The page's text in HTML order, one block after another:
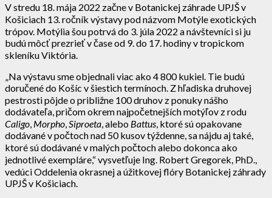
V stredu 18. mája 2022 začne v Botanickej záhrade UPJŠ v
Košiciach 13. ročník výstavy pod názvom Motýle exotických
trópov. Motýlia šou potrvá do 3. júla 2022 a návštevníci si ju
budú môcť prezrieť v čase od 9. do 17. hodiny v tropickom
skleníku Viktória.
„Na výstavu sme objednali viac ako 4 800 kukiel. Tie budú
doručené do Košíc v šiestich termínoch. Z hľadiska druhovej
pestrosti pôjde o približne 100 druhov z ponuky nášho
dodávateľa, pričom okrem najpočetnejších motýľov z rodu
Caligo Morpho Siproeta , alebo Battus , ktoré sú opakovane
dodávané v počtoch nad 50 kusov týždenne, sa nájdu aj také,
ktoré sú dodávané v malých počtoch alebo dokonca ako
jednotlivé exempláre,“ vysvetľuje Ing. Robert Gregorek, PhD.,
vedúci Oddelenia okrasnej a úžitkovej flóry Botanickej záhrady
UPJŠ v Košiciach.